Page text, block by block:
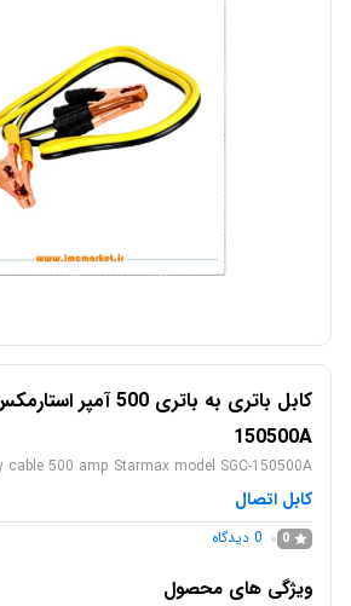
150500A
cable 500 amp Starmax model SGC-150500A
کابل اتصال
0
0 دیدگاه
ویژگی های محصول